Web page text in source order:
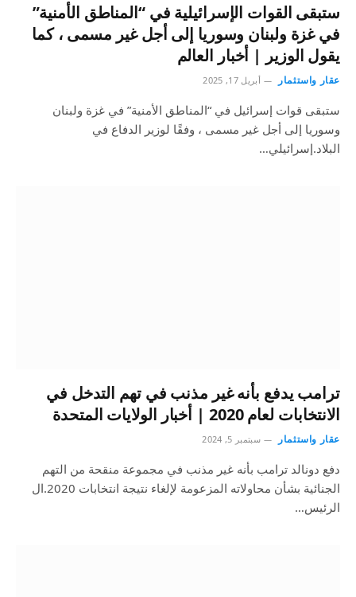
ستبقى القوات الإسرائيلية في “المناطق الأمنية”
في غزة ولبنان وسوريا إلى أجل غير مسمى ، كما
يقول الوزير | أخبار العالم
عقار واستثمار أبريل 17, 2025
ستبقى قوات إسرائيل في “المناطق الأمنية” في غزة ولبنان
وسوريا إلى أجل غير مسمى ، وفقًا لوزير الدفاع في
البلاد.إسرائيلي…
ترامب يدفع بأنه غير مذنب في تهم التدخل في
الانتخابات لعام 2020 | أخبار الولايات المتحدة
عقار واستثمار سبتمبر 5, 2024
دفع دونالد ترامب بأنه غير مذنب في مجموعة منقحة من التهم
الجنائية بشأن محاولاته المزعومة لإلغاء نتيجة انتخابات 2020.ال
الرئيس…